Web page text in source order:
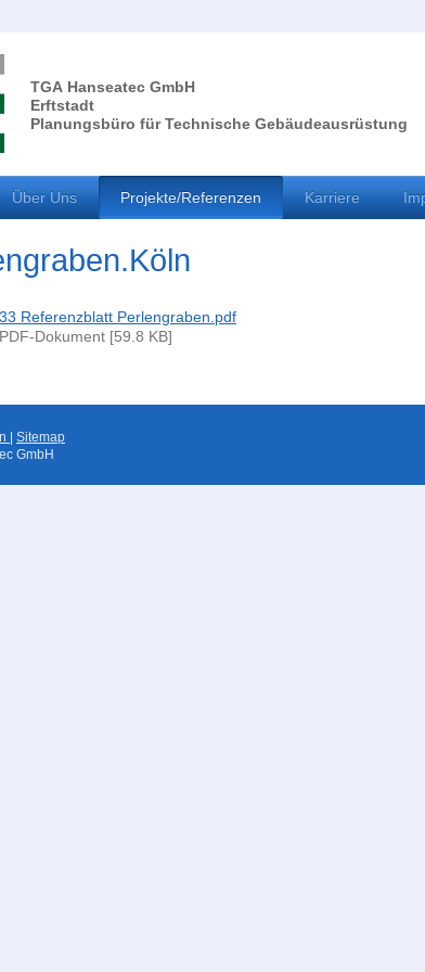
TGA Hanseatec GmbH
Erftstadt
Planungsbüro für Technische Gebäudeausrüstung
Über Uns Projekte/Referenzen Karriere
33 Referenzblatt Perlengraben.pdf
PDF-Dokument [59.8 KB]
| Sitemap
GmbH